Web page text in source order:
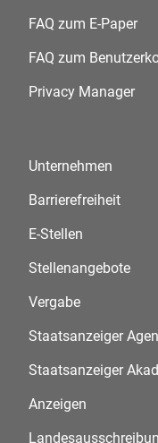
FAQ zum E-Paper
FAQ zum
Privacy Manager
Unternehmen
Barrierefreiheit
E-Stellen
Stellenangebote
Vergabe
Staatsanzeiger
Staatsanzeiger
Anzeigen